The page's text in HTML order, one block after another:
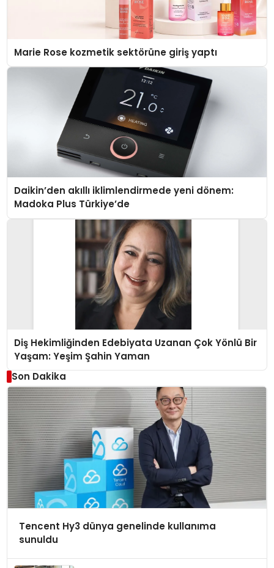
Marie Rose kozmetik sektörüne giriş yaptı
Daikin’den akıllı iklimlendirmede yeni dönem:
Madoka Plus Türkiye’de
Diş Hekimliğinden Edebiyata Uzanan Çok Yönlü Bir
Yaşam: Yeşim Şahin Yaman
Son Dakika
Tencent Hy3 dünya genelinde kullanıma
sunuldu